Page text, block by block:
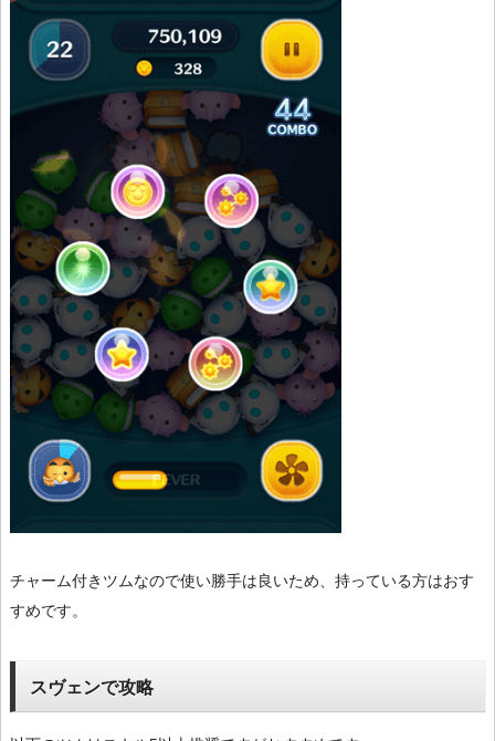
チャーム付きツムなので使い勝手は良いため、持っている方はおす
すめです。
スヴェンで攻略